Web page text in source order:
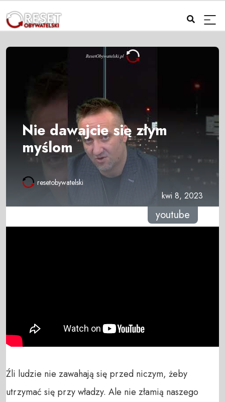
Nie dawajcie się złym
myślom
resetobywatelski
kwi 8, 2023
youtube
Źli ludzie nie zawahają się przed niczym, żeby
utrzymać się przy władzy. Ale nie złamią naszego